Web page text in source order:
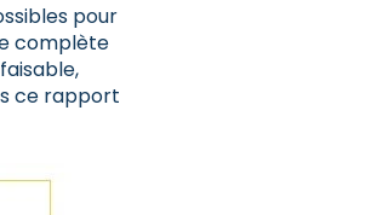
pour
complète
ce rapport